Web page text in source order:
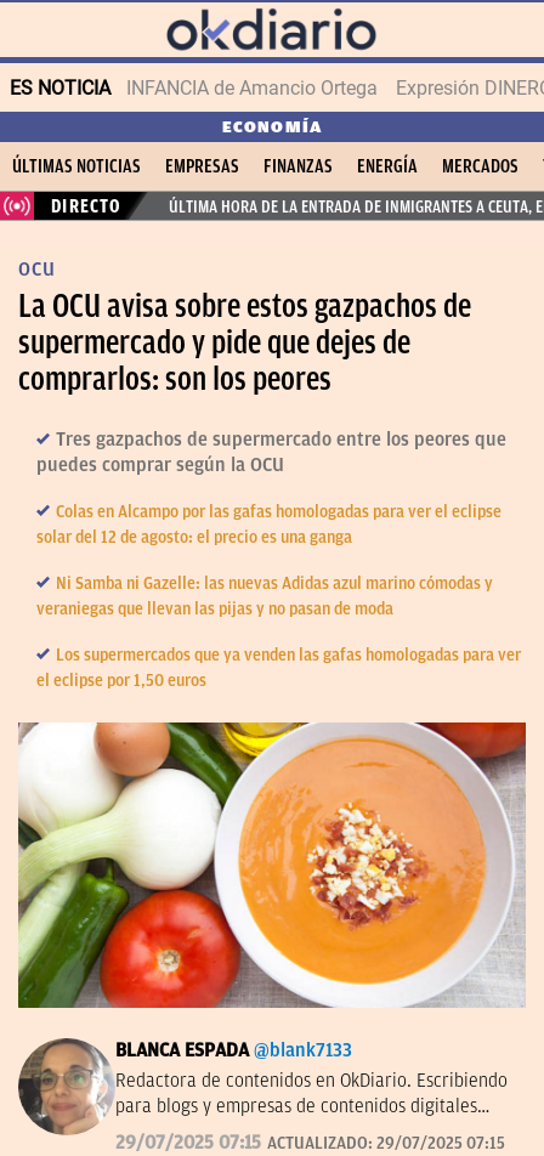
ES NOTICIA INFANCIA de Amancio Ortega Expresión
ECONOMÍA
ÚLTIMAS NOTICIAS EMPRESAS FINANZAS ENERGÍA MERCADOS
DIRECTO
ÚLTIMA HORA DE LA ENTRADA DE INMIGRANTES A CEUTA,
OCU
La OCU avisa sobre estos gazpachos de
supermercado y pide que dejes de
comprarlos: son los peores
Tres gazpachos de supermercado entre los peores que
puedes comprar según la OCU
Colas en Alcampo por las gafas homologadas para ver el eclipse
solar del 12 de agosto: el precio es una ganga
Ni Samba ni Gazelle: las nuevas Adidas azul marino cómodas y
veraniegas que llevan las pijas y no pasan de moda
Los supermercados que ya venden las gafas homologadas para ver
el eclipse por 1,50 euros
BLANCA ESPADA @blank7133
Redactora de contenidos en OkDiario. Escribiendo
para blogs y empresas de contenidos digitales
desde 2007.
29/07/2025 07:15 ACTUALIZADO: 29/07/2025 07:15